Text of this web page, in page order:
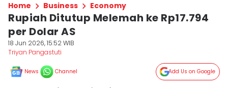
Home Business Economy
Rupiah Ditutup Melemah ke Rp17.794
per Dolar AS
18 Jun 2026, 15:52 WIB
Triyan Pangastuti
News Channel Add Us on Google